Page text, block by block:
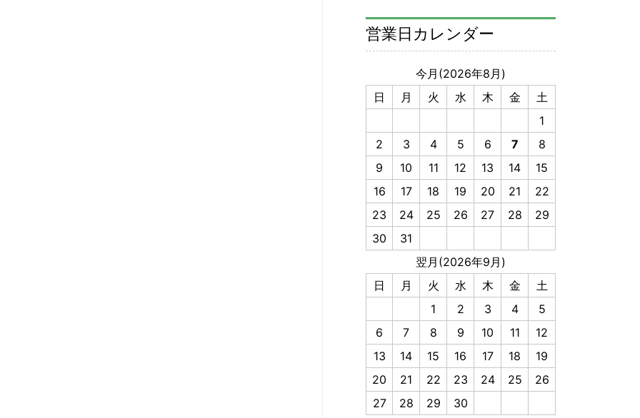
営業日カレンダー
今月(2026年8月)
日
月 火 水 木 金
土
1
2
3 4 5 6 7
8
9
10 11 12 13 14
15
16
17 18 19 20 21
22
23
24 25 26 27 28
29
30
31
翌月(2026年9月)
日
月 火 水 木 金
土
1
2 3 4
5
6
7 8 9 10 11
12
13
14 15 16 17 18
19
20
21 22 23 24 25
26
27
28 29
30